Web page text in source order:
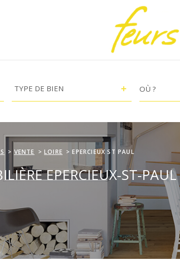
DE
BIEN
TYPE DE BIEN
CHAMPS RÉFÉRENCE
VENTE LOIRE EPERCIEUX ST PAUL
EPERCIEUX-ST-PAUL